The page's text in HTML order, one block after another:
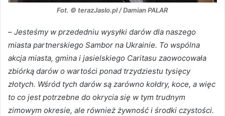
Fot. © terazJaslo.pl / Damian PALAR
– Jesteśmy w przededniu wysyłki darów dla naszego
miasta partnerskiego Sambor na Ukrainie. To wspólna
akcja miasta, gmina i jasielskiego Caritasu zaowocowała
zbiórką darów o wartości ponad trzydziestu tysięcy
złotych. Wśród tych darów są zarówno kołdry, koce, a więc
to co jest potrzebne do okrycia się w tym trudnym
zimowym okresie, ale również żywność i środki czystości.